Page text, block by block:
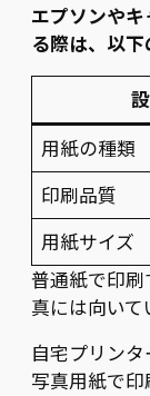
エプソンや
る際は、以下
用紙の種類
印刷品質
用紙サイズ
普通紙で印
真には向いて
自宅プリン
写真用紙で印